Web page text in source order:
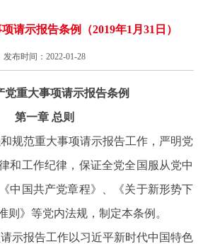
请示报告条例（2019年1月31日）
发布时间：2022-01-28
党重大事项请示报告条例
第一章 总则
规范重大事项请示报告工作，严明党
和工作纪律，保证全党全国服从党中
中国共产党章程》、《关于新形势下
则》等党内法规，制定本条例。
示报告工作以习近平新时代中国特色